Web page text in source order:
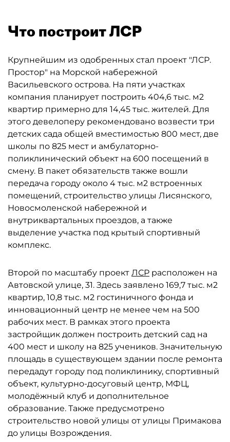
Что построит ЛСР
Крупнейшим из одобренных стал проект "ЛСР.
Простор" на Морской набережной
Васильевского острова. На пяти участках
компания планирует построить 404,6 тыс. м2
квартир примерно для 14,45 тыс. жителей. Для
этого девелоперу рекомендовано возвести три
детских сада общей вместимостью 800 мест, две
школы по 825 мест и амбулаторно-
поликлинический объект на 600 посещений в
смену. В пакет обязательств также вошли
передача городу около 4 тыс. м2 встроенных
помещений, строительство улицы Лисянского,
Новосмоленской набережной и
внутриквартальных проездов, а также
выделение участка под крытый спортивный
комплекс.
Второй по масштабу проект ЛСР расположен на
Автовской улице, 31. Здесь заявлено 169,7 тыс. м2
квартир, 10,8 тыс. м2 гостиничного фонда и
инновационный центр не менее чем на 500
рабочих мест. В рамках этого проекта
застройщик должен построить детский сад на
400 мест и школу на 825 учеников. Значительную
площадь в существующем здании после ремонта
передадут городу под поликлинику, спортивный
объект, культурно-досуговый центр, МФЦ,
молодёжный клуб и дополнительное
образование. Также предусмотрено
строительство новой улицы от улицы Примакова
до улицы Возрождения.